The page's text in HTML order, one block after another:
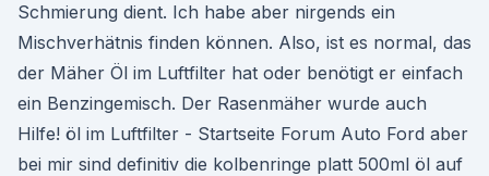
Schmierung dient. Ich habe aber nirgends ein
Mischverhätnis finden können. Also, ist es normal, das
der Mäher Öl im Luftfilter hat oder benötigt er einfach
ein Benzingemisch. Der Rasenmäher wurde auch
Hilfe! öl im Luftfilter - Startseite Forum Auto Ford aber
bei mir sind definitiv die kolbenringe platt 500ml öl auf